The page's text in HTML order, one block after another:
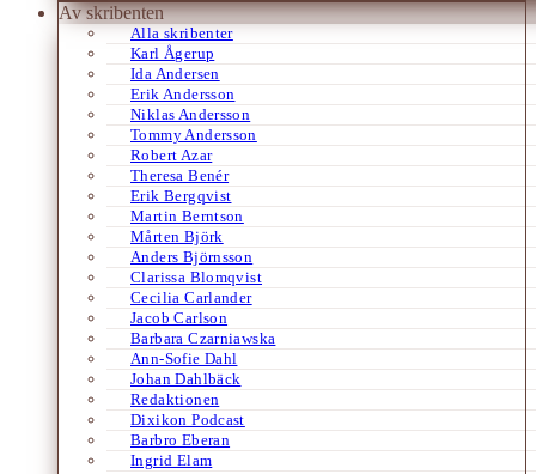
Av skribenten
Alla skribenter
Karl Ågerup
Ida Andersen
Erik Andersson
Niklas Andersson
Tommy Andersson
Robert Azar
Theresa Benér
Erik Bergqvist
Martin Berntson
Mårten Björk
Anders Björnsson
Clarissa Blomqvist
Cecilia Carlander
Jacob Carlson
Barbara Czarniawska
Ann-Sofie Dahl
Johan Dahlbäck
Redaktionen
Dixikon Podcast
Barbro Eberan
Ingrid Elam